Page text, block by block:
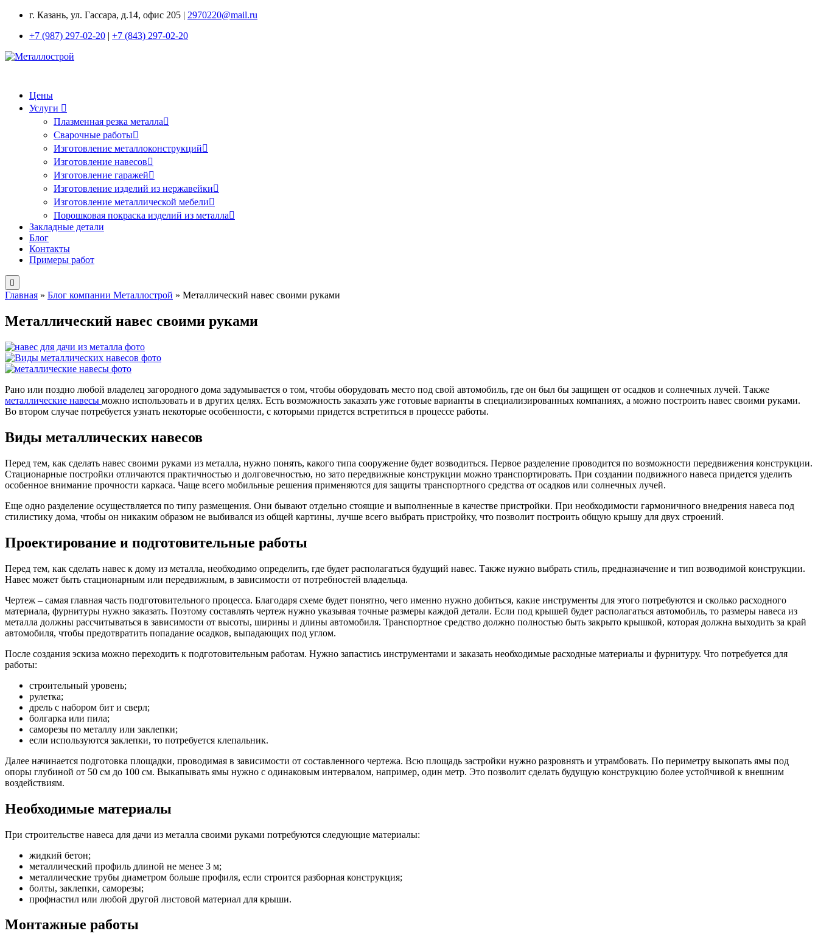
г. Казань, ул. Гассара, д.14, офис 205 | 2970220@mail.ru
+7 (987) 297-02-20 | +7 (843) 297-02-20
Цены
Услуги
Плазменная резка металла
Сварочные работы
Изготовление металлоконструкций
Изготовление навесов
Изготовление гаражей
Изготовление изделий из нержавейки
Изготовление металлической мебели
Порошковая покраска изделий из металла
Закладные детали
Блог
Контакты
Примеры работ
Главная » Блог компании Металлострой » Металлический навес своими руками
Металлический навес своими руками
Рано или поздно любой владелец загородного дома задумывается о том, чтобы оборудовать место под свой автомобиль, где он был бы защищен от осадков и солнечных лучей. Также
металлические навесы можно использовать и в других целях. Есть возможность заказать уже готовые варианты в специализированных компаниях, а можно построить навес своими руками.
Во втором случае потребуется узнать некоторые особенности, с которыми придется встретиться в процессе работы.
Виды металлических навесов
Перед тем, как сделать навес своими руками из металла, нужно понять, какого типа сооружение будет возводиться. Первое разделение проводится по возможности передвижения конструкции.
Стационарные постройки отличаются практичностью и долговечностью, но зато передвижные конструкции можно транспортировать. При создании подвижного навеса придется уделить
особенное внимание прочности каркаса. Чаще всего мобильные решения применяются для защиты транспортного средства от осадков или солнечных лучей.
Еще одно разделение осуществляется по типу размещения. Они бывают отдельно стоящие и выполненные в качестве пристройки. При необходимости гармоничного внедрения навеса под
стилистику дома, чтобы он никаким образом не выбивался из общей картины, лучше всего выбрать пристройку, что позволит построить общую крышу для двух строений.
Проектирование и подготовительные работы
Перед тем, как сделать навес к дому из металла, необходимо определить, где будет располагаться будущий навес. Также нужно выбрать стиль, предназначение и тип возводимой конструкции.
Навес может быть стационарным или передвижным, в зависимости от потребностей владельца.
Чертеж – самая главная часть подготовительного процесса. Благодаря схеме будет понятно, чего именно нужно добиться, какие инструменты для этого потребуются и сколько расходного
материала, фурнитуры нужно заказать. Поэтому составлять чертеж нужно указывая точные размеры каждой детали. Если под крышей будет располагаться автомобиль, то размеры навеса из
металла должны рассчитываться в зависимости от высоты, ширины и длины автомобиля. Транспортное средство должно полностью быть закрыто крышкой, которая должна выходить за край
автомобиля, чтобы предотвратить попадание осадков, выпадающих под углом.
После создания эскиза можно переходить к подготовительным работам. Нужно запастись инструментами и заказать необходимые расходные материалы и фурнитуру. Что потребуется для
работы:
строительный уровень;
рулетка;
дрель с набором бит и сверл;
болгарка или пила;
саморезы по металлу или заклепки;
если используются заклепки, то потребуется клепальник.
Далее начинается подготовка площадки, проводимая в зависимости от составленного чертежа. Всю площадь застройки нужно разровнять и утрамбовать. По периметру выкопать ямы под
опоры глубиной от 50 см до 100 см. Выкапывать ямы нужно с одинаковым интервалом, например, один метр. Это позволит сделать будущую конструкцию более устойчивой к внешним
воздействиям.
Необходимые материалы
При строительстве навеса для дачи из металла своими руками потребуются следующие материалы:
жидкий бетон;
металлический профиль длиной не менее 3 м;
металлические трубы диаметром больше профиля, если строится разборная конструкция;
болты, заклепки, саморезы;
профнастил или любой другой листовой материал для крыши.
Монтажные работы